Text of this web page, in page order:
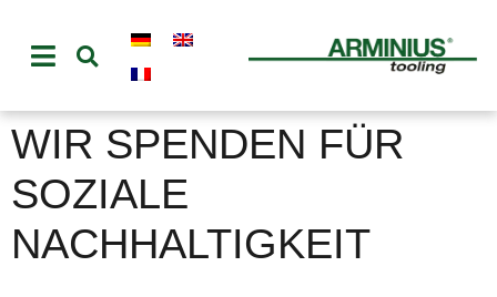
WIR SPENDEN FÜR
SOZIALE
NACHHALTIGKEIT